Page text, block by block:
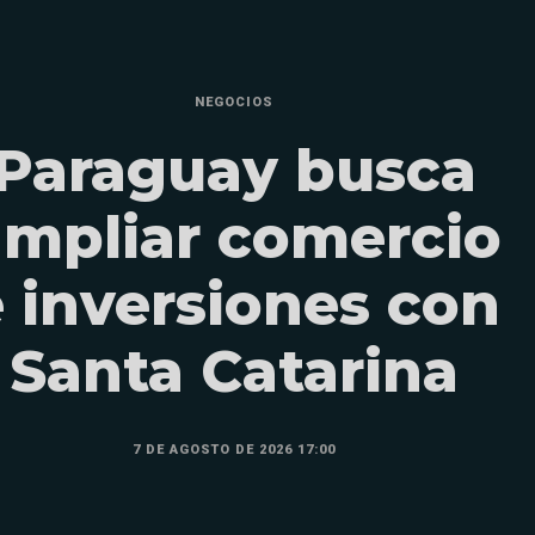
NEGOCIOS
busca
comercio
inversiones con
Santa Catarina
7 DE AGOSTO DE 2026 17:00